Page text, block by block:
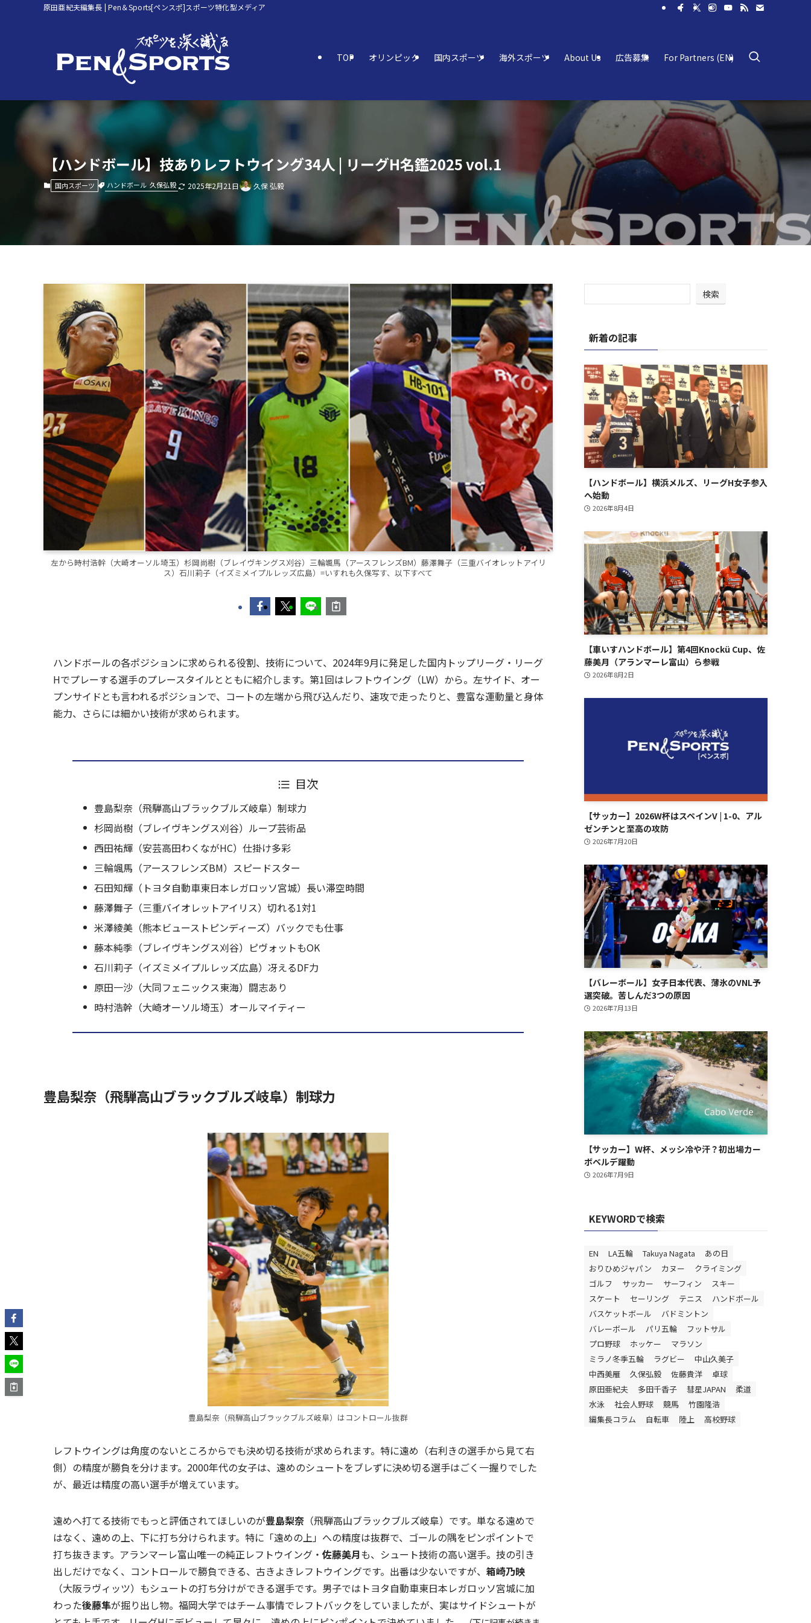
原田亜紀夫編集長 | Pen＆Sports[ペンスポ]スポーツ特化型メディア
TOP オリンピック 国内スポーツ 海外スポーツ About Us 広告募集 For Partners (EN)
【ハンドボール】技ありレフトウイング34人 | リーグH名鑑2025 vol.1
国内スポーツ ハンドボール 久保弘毅 2025年2月21日 久保 弘毅
左から時村浩幹（大崎オーソル埼玉）杉岡尚樹（ブレイヴキングス刈谷）三輪颯馬（アースフレンズBM）藤澤舞子（三重バイオレットアイリ
ス）石川莉子（イズミメイプルレッズ広島）=いすれも久保写す、以下すべて
ハンドボールの各ポジションに求められる役割、技術について、2024年9月に発足した国内トップリーグ・リーグ
Hでプレーする選手のプレースタイルとともに紹介します。第1回はレフトウイング（LW）から。左サイド、オー
プンサイドとも言われるポジションで、コートの左端から飛び込んだり、速攻で走ったりと、豊富な運動量と身体
能力、さらには細かい技術が求められます。
目次
豊島梨奈（飛騨高山ブラックブルズ岐阜）制球力
杉岡尚樹（ブレイヴキングス刈谷）ループ芸術品
西田祐輝（安芸高田わくながHC）仕掛け多彩
三輪颯馬（アースフレンズBM）スピードスター
石田知輝（トヨタ自動車東日本レガロッソ宮城）長い滞空時間
藤澤舞子（三重バイオレットアイリス）切れる1対1
米澤綾美（熊本ビューストピンディーズ）バックでも仕事
藤本純季（ブレイヴキングス刈谷）ピヴォットもOK
石川莉子（イズミメイプルレッズ広島）冴えるDF力
原田一沙（大同フェニックス東海）闘志あり
時村浩幹（大崎オーソル埼玉）オールマイティー
豊島梨奈（飛騨高山ブラックブルズ岐阜）制球力
豊島梨奈（飛騨高山ブラックブルズ岐阜）はコントロール抜群
レフトウイングは角度のないところからでも決め切る技術が求められます。特に遠め（右利きの選手から見て右
側）の精度が勝負を分けます。2000年代の女子は、遠めのシュートをブレずに決め切る選手はごく一握りでした
が、最近は精度の高い選手が増えています。
遠めへ打てる技術でもっと評価されてほしいのが豊島梨奈 （飛騨高山ブラックブルズ岐阜）です。単なる遠めで
はなく、遠めの上、下に打ち分けられます。特に「遠めの上」への精度は抜群で、ゴールの隅をピンポイントで
打ち抜きます。アランマーレ富山唯一の純正レフトウイング・ 佐藤美月も、シュート技術の高い選手。技の引き
出しだけでなく、コントロールで勝負できる、古きよきレフトウイングです。出番は少ないですが、 箱崎乃映
（大阪ラヴィッツ）もシュートの打ち分けができる選手です。男子ではトヨタ自動車東日本レガロッソ宮城に加
わった後藤隼が掘り出し物。福岡大学ではチーム事情でレフトバックをしていましたが、実はサイドシュートが
検索
新着の記事
【ハンドボール】横浜メルズ、リーグH女子参入
へ始動
2026年8月4日
【車いすハンドボール】第4回Knockü Cup、佐
藤美月（アランマーレ富山）ら参戦
2026年8月2日
【サッカー】2026W杯はスペインV | 1-0、アル
ゼンチンと至高の攻防
2026年7月20日
【バレーボール】女子日本代表、薄氷のVNL予
選突破。苦しんだ3つの原因
2026年7月13日
【サッカー】W杯、メッシ冷や汗？初出場カー
ボベルデ躍動
2026年7月9日
KEYWORDで検索
EN LA五輪 Takuya Nagata
あの日
おりひめジャパン
カヌー
クライミング
ゴルフ
サッカー サーフィン
スキー
スケート
セーリング テニス
ハンドボール
バスケットボール
バドミントン
バレーボール
パリ五輪
フットサル
プロ野球
ホッケー
マラソン
ミラノ冬季五輪
ラグビー
中山久美子
中西美雁
久保弘毅 佐藤貴洋
卓球
原田亜紀夫
多田千香子 彗星JAPAN
柔道
水泳
社会人野球 競馬
竹園隆浩
編集長コラム
自転車 陸上 高校野球